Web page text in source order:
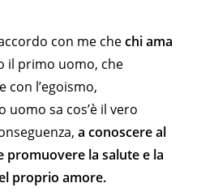
con me chechi ama
il primo uomo, che
con l’egoismo,
sa cos’è il vero
a conoscere al
promuovere la salute e la
proprio amore.